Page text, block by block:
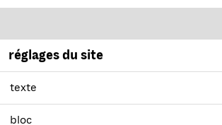
réglages du site
texte
bloc